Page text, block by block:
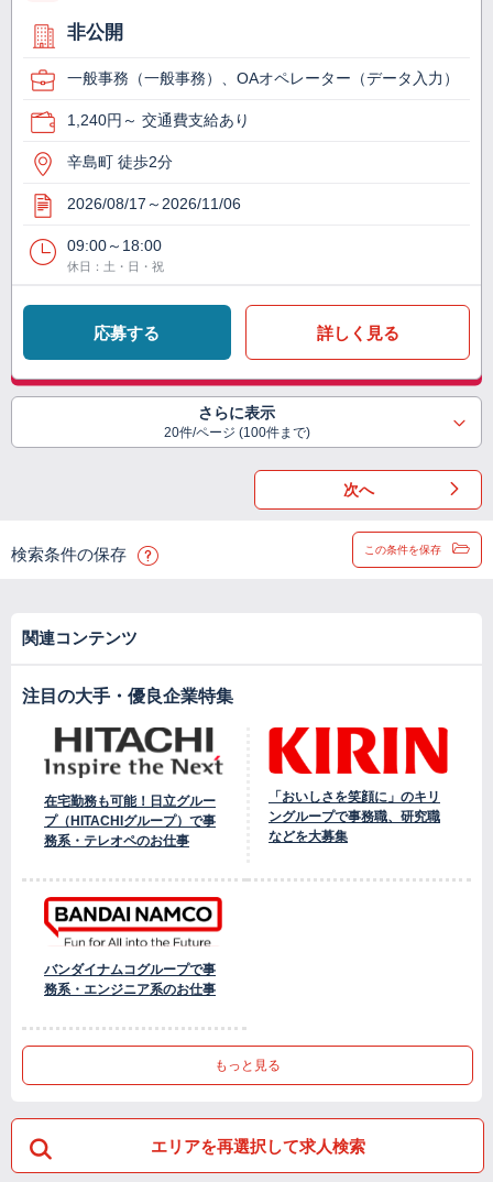
非公開
一般事務（一般事務）、OAオペレーター（データ入力）
1,240円～ 交通費支給あり
辛島町 徒歩2分
2026/08/17～2026/11/06
09:00～18:00
休日：土・日・祝
応募する 詳しく見る
さらに表示
20件/ページ (100件まで)
次へ
検索条件の保存 この条件を保存
関連コンテンツ
注目の大手・優良企業特集
在宅勤務も可能！日立グルー
プ（HITACHIグループ）で事
務系・テレオペのお仕事
「おいしさを笑顔に」のキリ
ングループで事務職、研究職
などを大募集
バンダイナムコグループで事
務系・エンジニア系のお仕事
もっと見る
エリアを再選択して求人検索